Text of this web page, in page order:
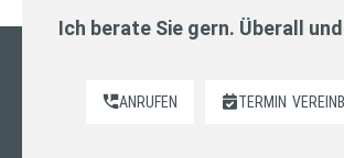
Ich berate Sie gern. Überall
ANRUFEN TERMIN